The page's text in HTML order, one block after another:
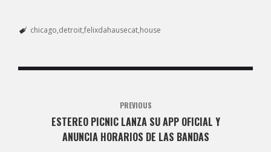
chicago detroitfelixdahausecat house
PREVIOUS
ESTEREO PICNIC LANZA SU APP OFICIAL Y
ANUNCIA HORARIOS DE LAS BANDAS